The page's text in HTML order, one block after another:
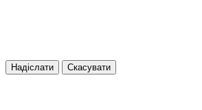
Надіслати Скасувати